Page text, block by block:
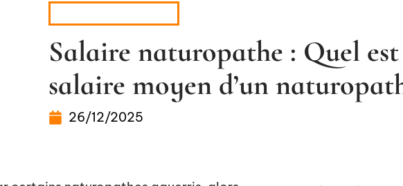
Salaire naturopathe : Quel
salaire moyen d’un
26/12/2025